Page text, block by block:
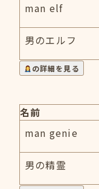
man elf
男のエルフ
の詳細を見る
名前
man genie
男の精霊